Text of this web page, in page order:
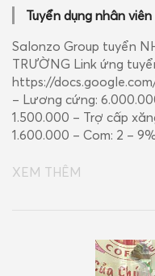
Tuyển dụng nhân
Salonzo Group tuyển
TRƯỜNG Link ứng
https://
– Lương cứng:
1.500.000 – Trợ cấp
1.600.000 – Com: 2 –
XEM THÊM